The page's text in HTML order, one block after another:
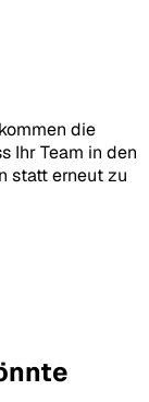
die
Ihr Team in den
statt erneut zu